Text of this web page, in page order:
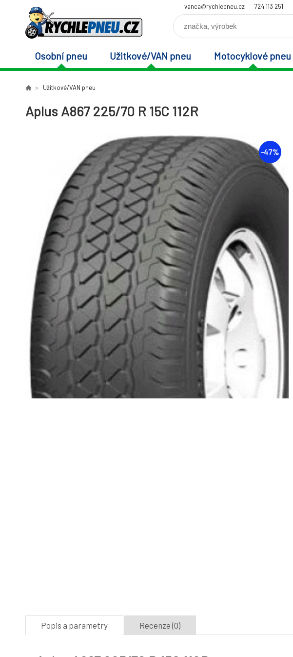
vanca@rychlepneu.cz 724 113 251
Osobní pneu Užitkové/VAN pneu Motocyklové pneu
Užitkové/VAN pneu
Aplus A867 225/70 R 15C 112R
-47%
Popis a parametry Recenze (0)